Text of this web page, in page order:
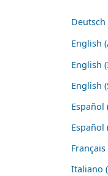
English
English
English
Español
Español
Italiano